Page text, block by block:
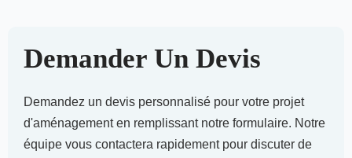
Demander Un Devis
Demandez un devis personnalisé pour votre projet
d'aménagementen remplissant notre formulaire. Notre
équipe vous contactera rapidement pour discuter de